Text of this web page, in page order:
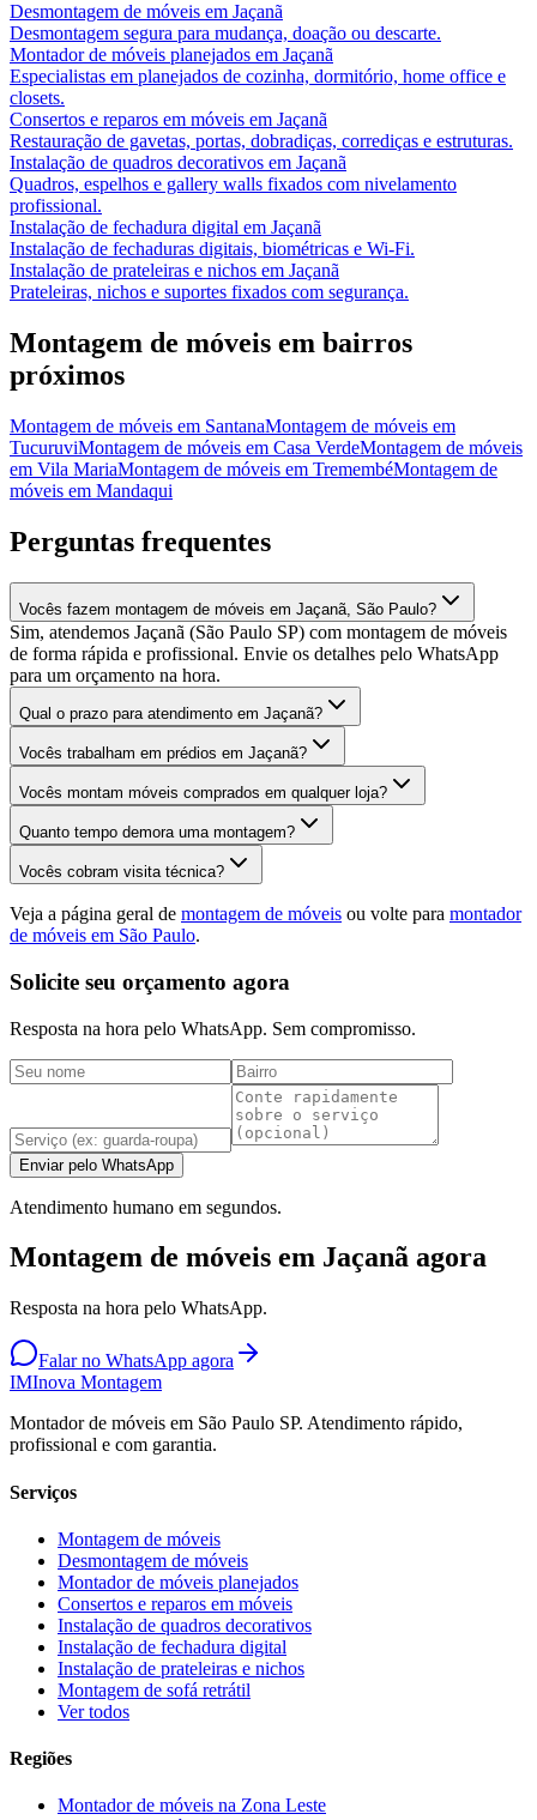
Desmontagem de móveis em Jaçanã
Desmontagem segura para mudança, doação ou descarte.
Montador de móveis planejados em Jaçanã
Especialistas em planejados de cozinha, dormitório, home office e
closets.
Consertos e reparos em móveis em Jaçanã
Restauração de gavetas, portas, dobradiças, corrediças e estruturas.
Instalação de quadros decorativos em Jaçanã
Quadros, espelhos e gallery walls fixados com nivelamento
profissional.
Instalação de fechadura digital em Jaçanã
Instalação de fechaduras digitais, biométricas e Wi-Fi.
Instalação de prateleiras e nichos em Jaçanã
Prateleiras, nichos e suportes fixados com segurança.
Montagem de móveis em bairros
próximos
Montagem de móveis em SantanaMontagem de móveis em
TucuruviMontagem de móveis em Casa VerdeMontagem de móveis
em Vila MariaMontagem de móveis em TremembéMontagem de
móveis em Mandaqui
Perguntas frequentes
Vocês fazem montagem de móveis em Jaçanã, São Paulo?
Sim, atendemos Jaçanã (São Paulo SP) com montagem de móveis
de forma rápida e profissional. Envie os detalhes pelo WhatsApp
para um orçamento na hora.
Qual o prazo para atendimento em Jaçanã?
Vocês trabalham em prédios em Jaçanã?
Vocês montam móveis comprados em qualquer loja?
Quanto tempo demora uma montagem?
Vocês cobram visita técnica?
Veja a página geral de montagem de móveis ou volte para montador
de móveis em São Paulo.
Solicite seu orçamento agora
Resposta na hora pelo WhatsApp. Sem compromisso.
Enviar pelo WhatsApp
Atendimento humano em segundos.
Montagem de móveis em Jaçanã agora
Resposta na hora pelo WhatsApp.
Falar no WhatsApp agora
IMInova Montagem
Montador de móveis em São Paulo SP. Atendimento rápido,
profissional e com garantia.
Serviços
Montagem de móveis
Desmontagem de móveis
Montador de móveis planejados
Consertos e reparos em móveis
Instalação de quadros decorativos
Instalação de fechadura digital
Instalação de prateleiras e nichos
Montagem de sofá retrátil
Ver todos
Regiões
Montador de móveis na Zona Leste